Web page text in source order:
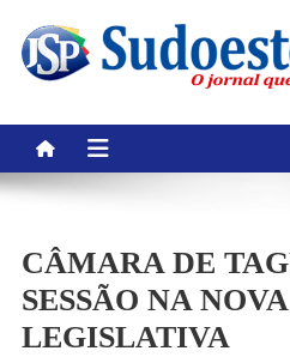
content
CÂMARA DE
SESSÃO NA
LEGISLATIVA